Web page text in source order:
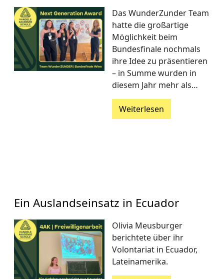
Das WunderZunder Team
hatte die großartige
Möglichkeit beim
Bundesfinale nochmals
ihre Idee zu präsentieren
– in Summe wurden in
diesem Jahr mehr als…
Weiterlesen
Ein Auslandseinsatz in Ecuador
Olivia Meusburger
berichtete über ihr
Volontariat in Ecuador,
Lateinamerika.